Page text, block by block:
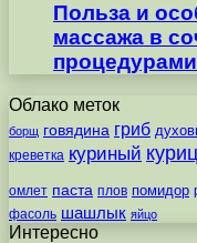
Польза и
массажа в
процедурами
Облако меток
борщ говядина гриб
креветка куриный
омлет паста плов помидор
фасоль шашлык яйцо
Интересно